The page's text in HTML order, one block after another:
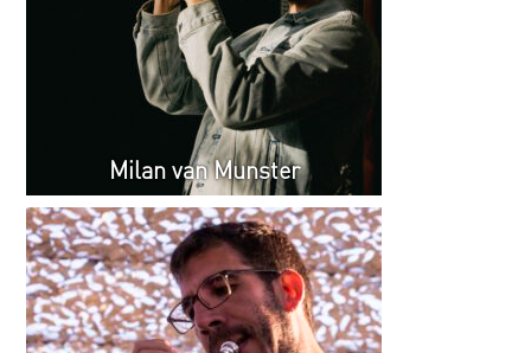
Milan van Munster